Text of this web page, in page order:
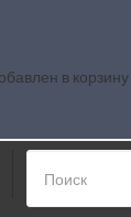
в корзину